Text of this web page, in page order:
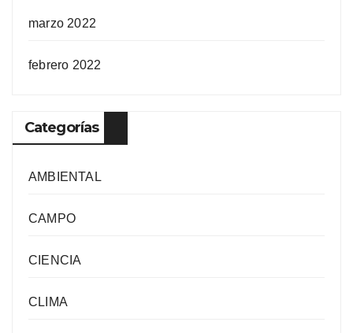
marzo 2022
febrero 2022
Categorías
AMBIENTAL
CAMPO
CIENCIA
CLIMA